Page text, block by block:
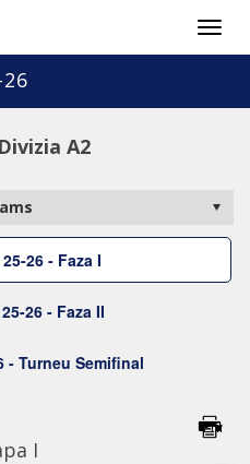
A2
26 - Faza I
26 - Faza II
- Turneu Semifinal
I